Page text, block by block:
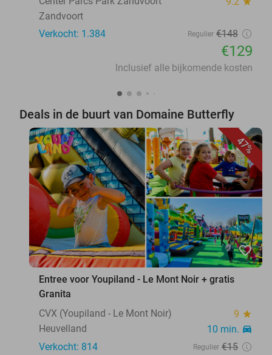
Zandvoort
Verkocht: 1.384
Regulier €148
€129
Inclusief alle bijkomende kosten
Deals in de buurt van Domaine Butterfly
47%
favorite_border
Entree voor Youpiland - Le Mont Noir + gratis
Granita
CVX (Youpiland - Le Mont Noir)
9 star
Heuvelland 10 min. directions_car
Verkocht: 814 Regulier €15